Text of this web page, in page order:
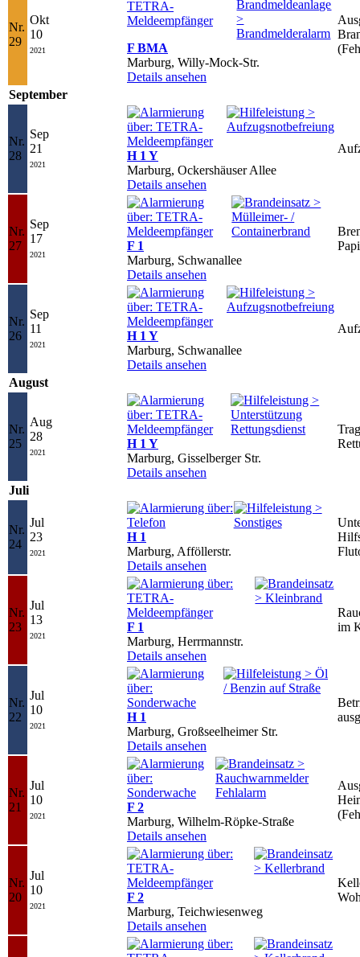
Nr.
29
Okt
10
2021
F BMA
Marburg, Willy-Mock-Str.
Details ansehen
September
Nr.
28
Sep
21
2021
H 1 Y
Marburg, Ockershäuser Allee
Details ansehen
Nr.
27
Sep
17
2021
F 1
Marburg, Schwanallee
Details ansehen
Nr.
26
Sep
11
2021
H 1 Y
Marburg, Schwanallee
Details ansehen
August
Nr.
25
Aug
28
2021
H 1 Y
Marburg, Gisselberger Str.
Details ansehen
Juli
Nr.
24
Jul
23
2021
H 1
Marburg, Afföllerstr.
Details ansehen
Nr.
23
Jul
13
2021
F 1
Marburg, Herrmannstr.
Details ansehen
im
Nr.
22
Jul
10
2021
H 1
Marburg, Großseelheimer Str.
Details ansehen
Nr.
21
Jul
10
2021
F 2
Marburg, Wilhelm-Röpke-Straße
Details ansehen
Nr.
20
Jul
10
2021
F 2
Marburg, Teichwiesenweg
Details ansehen